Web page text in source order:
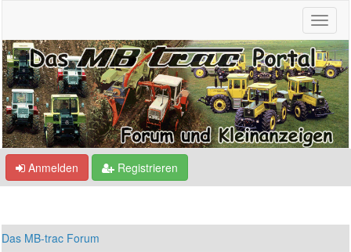
Anmelden Registrieren
Das MB-trac Forum